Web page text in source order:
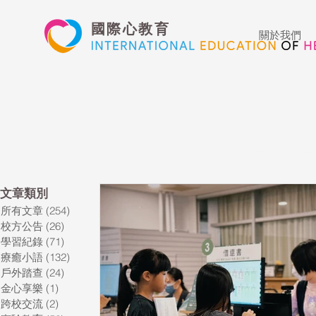
國際心教育 關於我們
​文章類別
所有文章 (254)
校方公告 (26) 26 篇文章
學習紀錄 (71)
療癒小語 (132) 132 篇文章
戶外踏查 (24)
金心享樂 (1)
跨校交流 (2)
表演藝術 多媒體
心文藝競賽 國際教育 Star of